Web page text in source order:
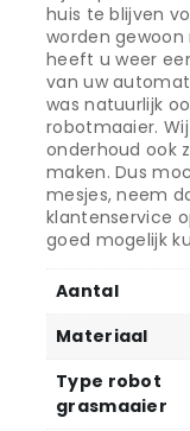
huis te blijven
worden
heeft u weer
van uw
was natuurlijk
robotmaaier.
onderhoud ook
maken. Dus
mesjes, neem
klantenservice
goed mogelijk
Aantal
Materiaal
Type robot
grasmaaier